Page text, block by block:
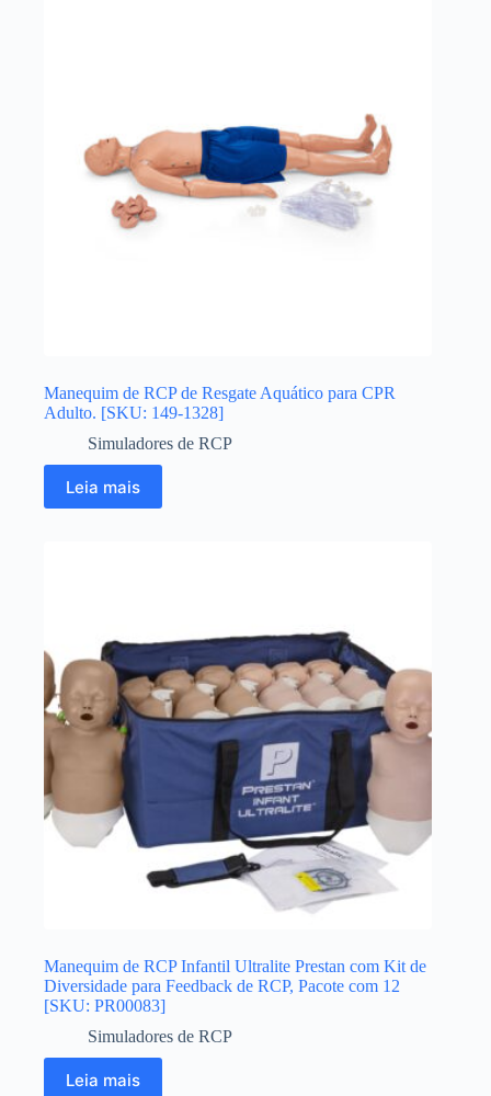
Manequim de RCP de Resgate Aquático para CPR
Adulto. [SKU: 149-1328]
Simuladores de RCP
Leia mais
Manequim de RCP Infantil Ultralite Prestan com Kit de
Diversidade para Feedback de RCP, Pacote com 12
[SKU: PR00083]
Simuladores de RCP
Leia mais